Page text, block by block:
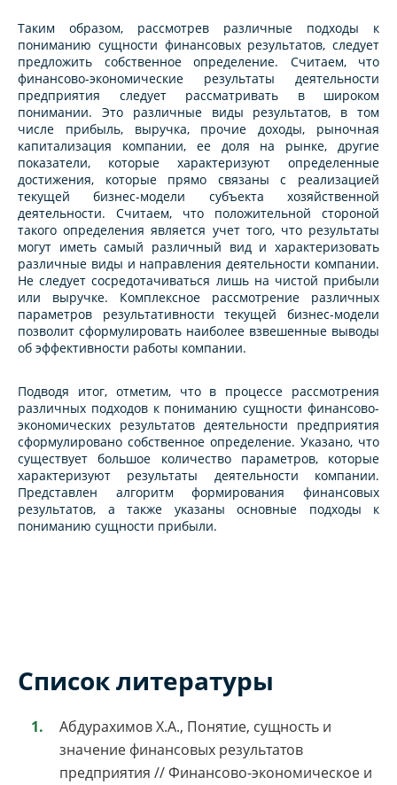
Таким образом, рассмотрев различные подходы к
пониманию сущности финансовых результатов, следует
предложить собственное определение. Считаем, что
финансово-экономические результаты деятельности
предприятия следует рассматривать в широком
понимании. Это различные виды результатов, в том
числе прибыль, выручка, прочие доходы, рыночная
капитализация компании, ее доля на рынке, другие
показатели, которые характеризуют определенные
достижения, которые прямо связаны с реализацией
текущей бизнес-модели субъекта хозяйственной
деятельности. Считаем, что положительной стороной
такого определения является учет того, что результаты
могут иметь самый различный вид и характеризовать
различные виды и направления деятельности компании.
Не следует сосредотачиваться лишь на чистой прибыли
или выручке. Комплексное рассмотрение различных
параметров результативности текущей бизнес-модели
позволит сформулировать наиболее взвешенные выводы
об эффективности работы компании.
Подводя итог, отметим, что в процессе рассмотрения
различных подходов к пониманию сущности финансово-
экономических результатов деятельности предприятия
сформулировано собственное определение. Указано, что
существует большое количество параметров, которые
характеризуют результаты деятельности компании.
Представлен алгоритм формирования финансовых
результатов, а также указаны основные подходы к
пониманию сущности прибыли.
Список литературы
Абдурахимов Х.А., Понятие, сущность и
значение финансовых результатов
предприятия // Финансово-экономическое и